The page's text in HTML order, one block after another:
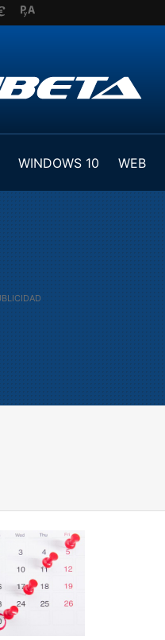
WINDOWS 10 WEB